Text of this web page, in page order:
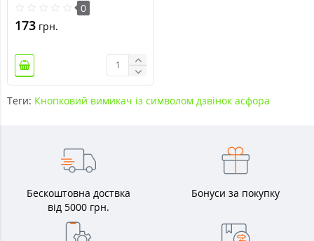
0
173 грн.
Теги: Кнопковий вимикач із символом дзвінок асфора
Бескоштовна доствка
від 5000 грн.
Бонуси за покупку